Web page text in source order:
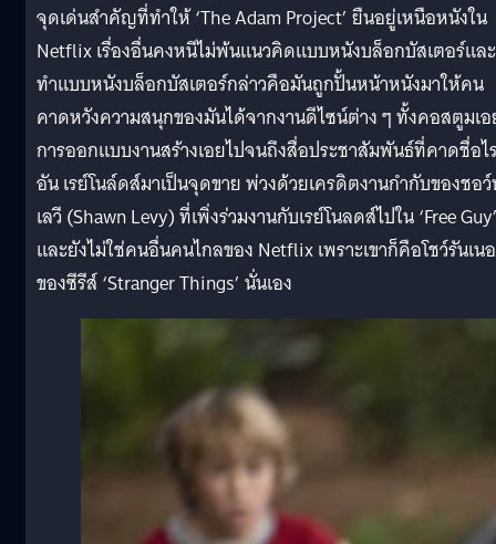
จุดเด่นสำคัญที่ทำให้ ‘The Adam Project’ ยืนอยู่เหนือหนังใน
Netflix เรื่องอื่นคงหนีไม่พ้นแนวคิดแบบหนังบล็อกบัสเตอร์และ
ทำแบบหนังบล็อกบัสเตอร์กล่าวคือมันถูกปั้นหน้าหนังมาให้คน
คาดหวังความสนุกของมันได้จากงานดีไซน์ต่าง ๆ ทั้งคอสตูมเ
การออกแบบงานสร้างเอยไปจนถึงสื่อประชาสัมพันธ์ที่คาดชื่อไ
อัน เรย์โนล์ดส์มาเป็นจุดขาย พ่วงด้วยเครดิตงานกำกับของชอ
เลวี (Shawn Levy) ที่เพิ่งร่วมงานกับเรย์โนลดส์ไปใน ‘Free
และยังไม่ใช่คนอื่นคนไกลของ Netflix เพราะเขาก็คือโชว์รันเน
ของซีรีส์ ‘Stranger Things’ นั่นเอง